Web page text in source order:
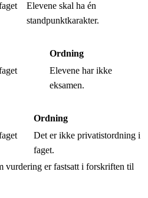
Elevene skal ha én
standpunktkarakter.
Ordning
Elevene har ikke
eksamen.
Ordning
Det er ikke privatistordning i
faget.
vurdering er fastsatt i forskriften til